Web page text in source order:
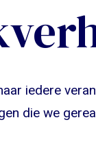
iedere
die we